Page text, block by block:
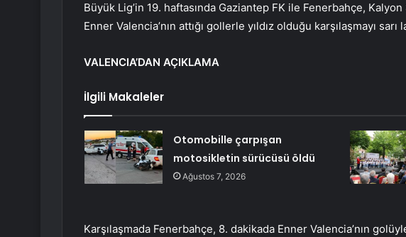
Büyük Lig’in 19. haftasında Gaziantep FK ile Fenerbahçe, Kalyon
Enner Valencia’nın attığı gollerle yıldız olduğu karşılaşmayı
VALENCIA’DAN AÇIKLAMA
İlgili Makaleler
Otomobille çarpışan
motosikletin sürücüsü öldü
Ağustos 7, 2026
Karşılaşmada Fenerbahçe, 8. dakikada Enner Valencia’nın